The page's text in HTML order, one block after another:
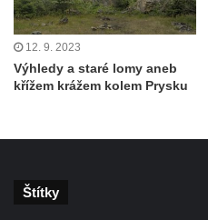
12. 9. 2023
Výhledy a staré lomy aneb
křížem krážem kolem Prysku
Štítky